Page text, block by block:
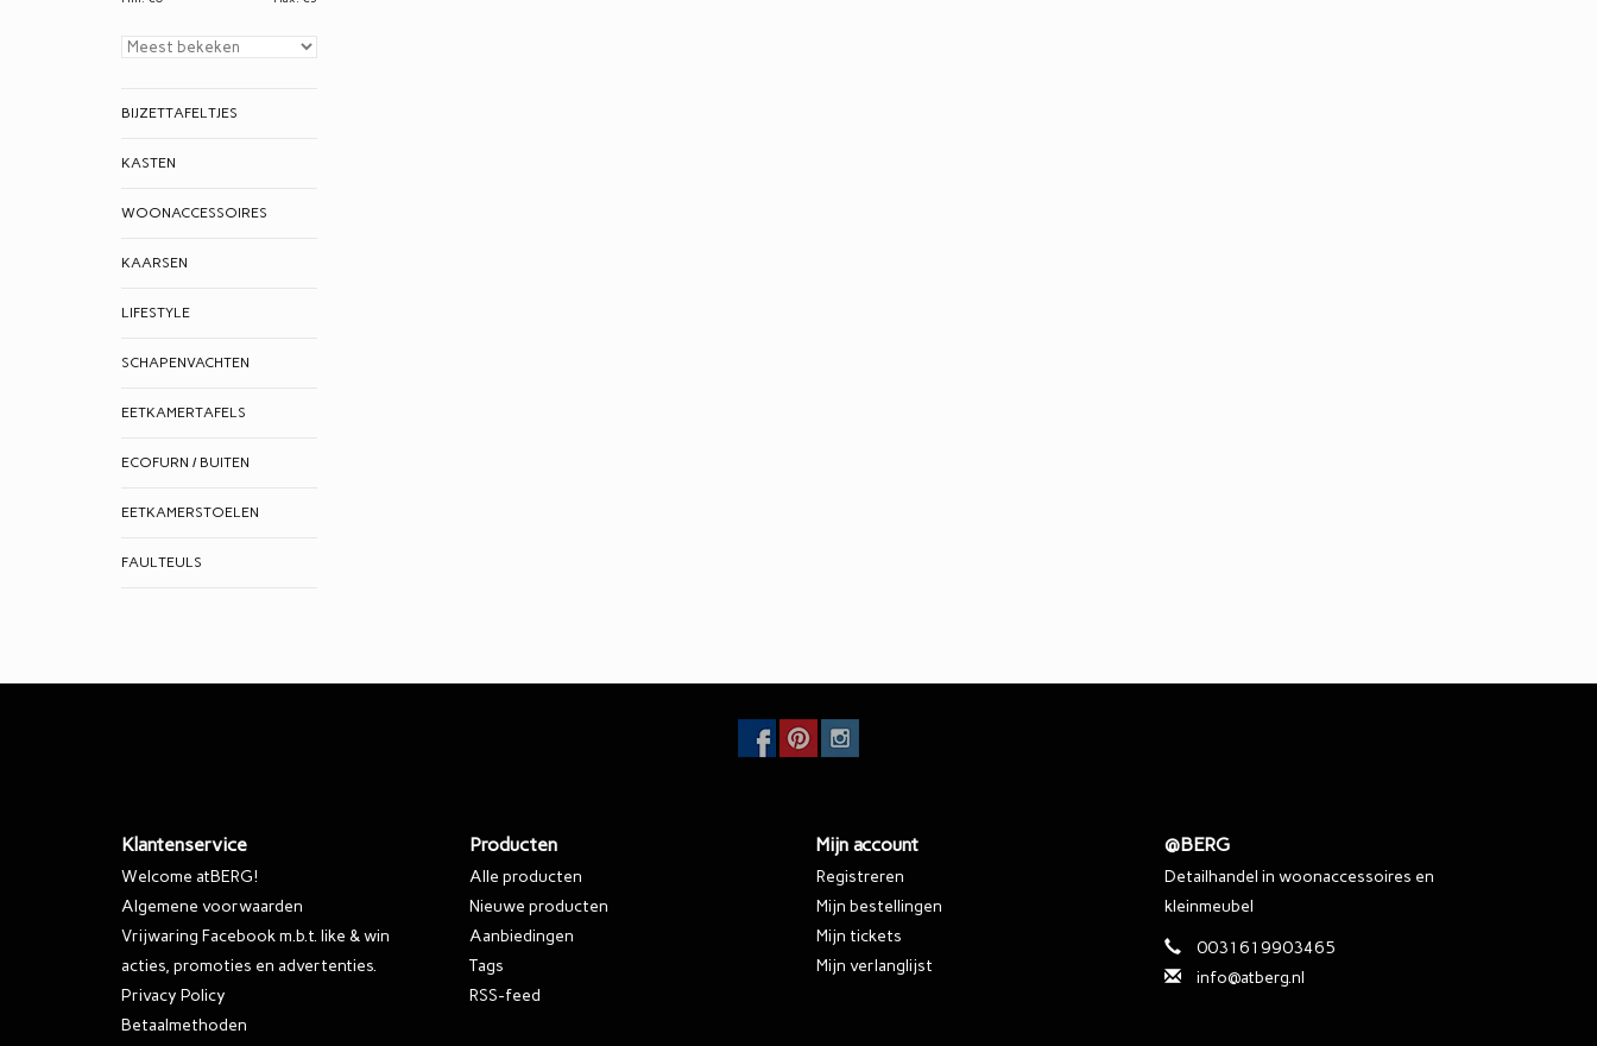
BIJZETTAFELTJES
KASTEN
WOONACCESSOIRES
KAARSEN
LIFESTYLE
SCHAPENVACHTEN
EETKAMERTAFELS
ECOFURN / BUITEN
EETKAMERSTOELEN
FAULTEULS
Klantenservice
Welcome atBERG!
Algemene voorwaarden
Vrijwaring Facebook m.b.t. like & win
acties, promoties en advertenties.
Privacy Policy
Betaalmethoden
Producten
Alle producten
Nieuwe producten
Aanbiedingen
Tags
RSS-feed
Mijn account
Registreren
Mijn bestellingen
Mijn tickets
Mijn verlanglijst
@BERG
Detailhandel in woonaccessoires en
kleinmeubel
0031619903465
info@atberg.nl